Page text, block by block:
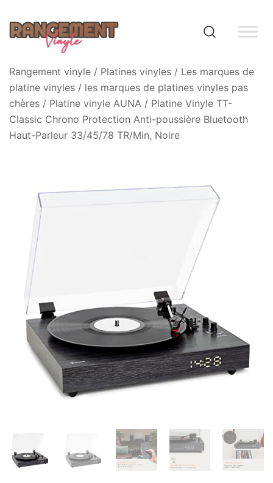
content
Rangement vinyle
Rangement vinyle / Platines vinyles / Les marques de
platine vinyles / les marques de platines vinyles pas
chères / Platine vinyle AUNA / Platine Vinyle TT-
Classic Chrono Protection Anti-poussière Bluetooth
Haut-Parleur 33/45/78 TR/Min, Noire